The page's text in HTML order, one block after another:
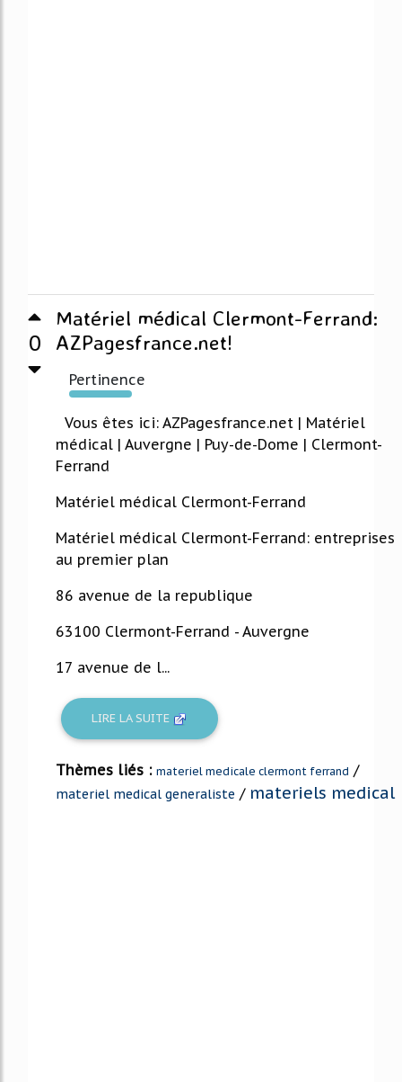
0
Matériel médical Clermont-Ferrand:
AZPagesfrance.net!
Pertinence
135%
Vous êtes ici: AZPagesfrance.net | Matériel
médical | Auvergne | Puy-de-Dome | Clermont-
Ferrand
Matériel médical Clermont-Ferrand
Matériel médical Clermont-Ferrand: entreprises
au premier plan
86 avenue de la republique
63100 Clermont-Ferrand - Auvergne
17 avenue de l...
LIRE LA SUITE
Thèmes liés : materiel medicale clermont ferrand /
materiel medical generaliste / materiels medical